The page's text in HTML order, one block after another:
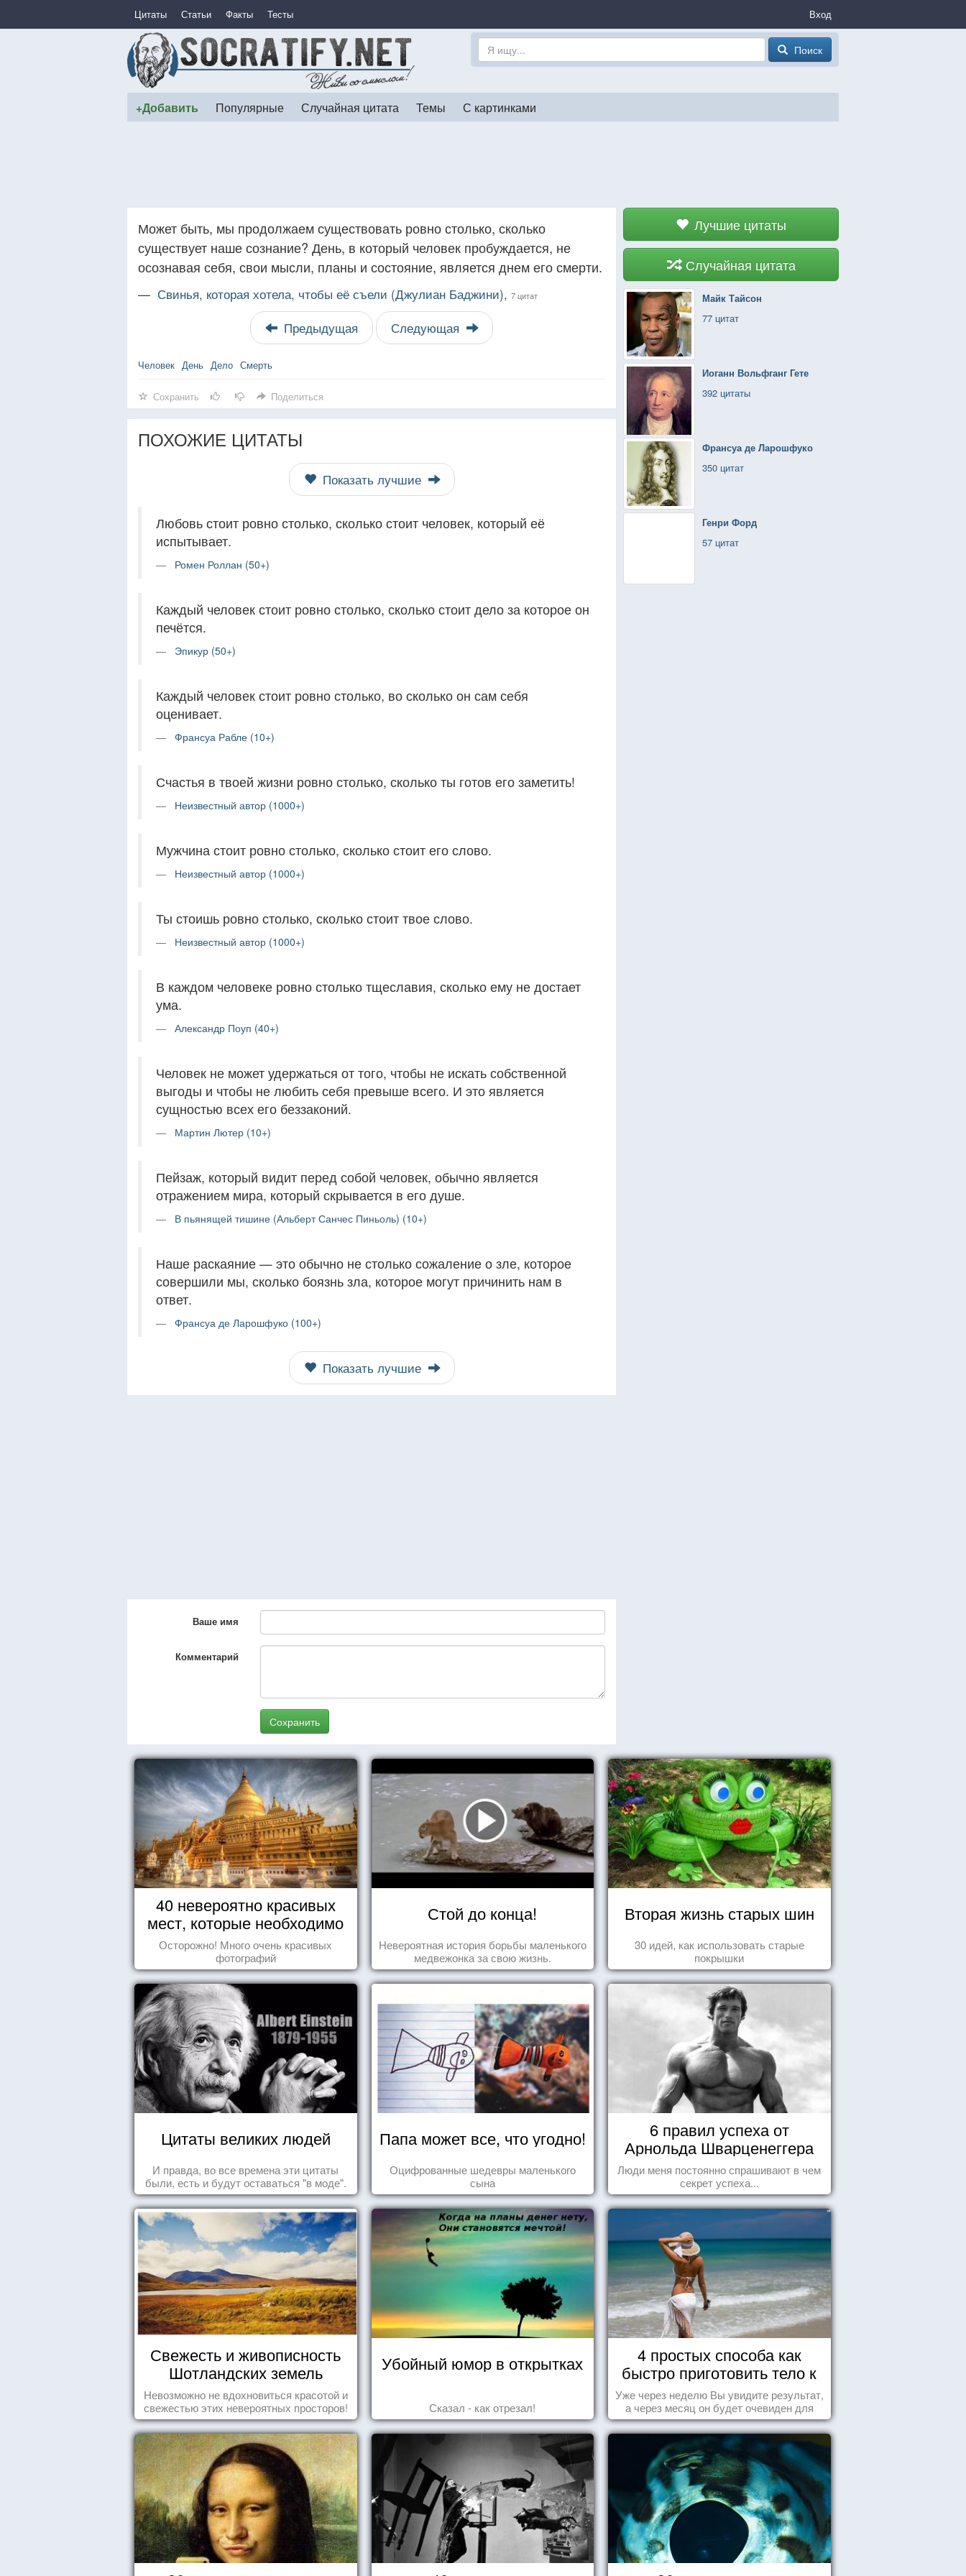
Цитаты Статьи Факты Тесты Вход
Поиск
+Добавить Популярные Случайная цитата Темы С картинками
Лучшие цитаты
Случайная цитата
Майк Тайсон
77 цитат
Иоганн Вольфганг Гете
392 цитаты
Франсуа де Ларошфуко
350 цитат
Генри Форд
57 цитат
Может быть, мы продолжаем существовать ровно столько, сколько
существует наше сознание? День, в который человек пробуждается, не
осознавая себя, свои мысли, планы и состояние, является днем его смерти.
— Свинья, которая хотела, чтобы её съели (Джулиан Баджини), 7 цитат
Предыдущая Следующая
Человек День Дело Смерть
Сохранить Поделиться
ПОХОЖИЕ ЦИТАТЫ
Показать лучшие
Любовь стоит ровно столько, сколько стоит человек, который её
испытывает.
Ромен Роллан (50+)
Каждый человек стоит ровно столько, сколько стоит дело за которое он
печётся.
Эпикур (50+)
Каждый человек стоит ровно столько, во сколько он сам себя
оценивает.
Франсуа Рабле (10+)
Счастья в твоей жизни ровно столько, сколько ты готов его заметить!
Неизвестный автор (1000+)
Мужчина стоит ровно столько, сколько стоит его слово.
Неизвестный автор (1000+)
Ты стоишь ровно столько, сколько стоит твое слово.
Неизвестный автор (1000+)
В каждом человеке ровно столько тщеславия, сколько ему не достает
ума.
Александр Поуп (40+)
Человек не может удержаться от того, чтобы не искать собственной
выгоды и чтобы не любить себя превыше всего. И это является
сущностью всех его беззаконий.
Мартин Лютер (10+)
Пейзаж, который видит перед собой человек, обычно является
отражением мира, который скрывается в его душе.
В пьянящей тишине (Альберт Санчес Пиньоль) (10+)
Наше раскаяние — это обычно не столько сожаление о зле, которое
совершили мы, сколько боязнь зла, которое могут причинить нам в
ответ.
Франсуа де Ларошфуко (100+)
Показать лучшие
Ваше имя
Комментарий
Сохранить
40 невероятно красивых
мест, которые необходимо
увидеть пока вы живы
Осторожно! Много очень красивых
фотографий
Стой до конца!
Невероятная история борьбы маленького
медвежонка за свою жизнь.
Вторая жизнь старых шин
30 идей, как использовать старые
покрышки
Цитаты великих людей
И правда, во все времена эти цитаты
были, есть и будут оставаться "в моде".
Папа может все, что угодно!
Оцифрованные шедевры маленького
сына
6 правил успеха от
Арнольда Шварценеггера
Люди меня постоянно спрашивают в чем
секрет успеха...
Свежесть и живописность
Шотландских земель
Невозможно не вдохновиться красотой и
свежестью этих невероятных просторов!
Убойный юмор в открытках
Сказал - как отрезал!
4 простых способа как
быстро приготовить тело к
морю
Уже через неделю Вы увидите результат,
а через месяц он будет очевиден для
всех!